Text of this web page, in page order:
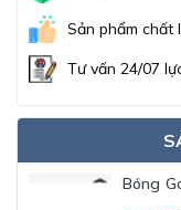
Sản phẩm chất
Tư vấn 24/07
Bóng